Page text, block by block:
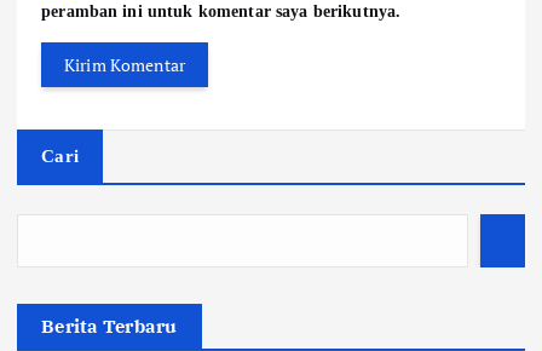
peramban ini untuk komentar saya berikutnya.
Cari
Berita Terbaru